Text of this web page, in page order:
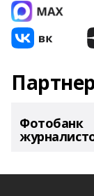
Фотобанк